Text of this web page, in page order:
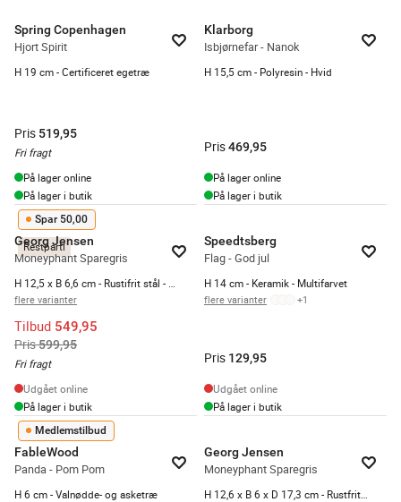
Spring Copenhagen
Hjort Spirit
H 19 cm - Certificeret egetræ
Pris 519,95
Fri fragt
På lager online
På lager i butik
Klarborg
Isbjørnefar - Nanok
H 15,5 cm - Polyresin - Hvid
Pris469,95
På lager online
På lager i butik
Restparti
Spar 50,00
Georg Jensen
Moneyphant Sparegris
flere varianter
Tilbud 549,95
Pris599,95
Fri fragt
Udgået online
På lager i butik
Speedtsberg
Flag - God jul
H 14 cm - Keramik - Multifarvet
flere varianter +1
Pris 129,95
Udgået online
På lager i butik
Medlemstilbud
FableWood
Panda - Pom Pom
H 6 cm - Valnødde- og asketræ
Georg Jensen
Moneyphant Sparegris